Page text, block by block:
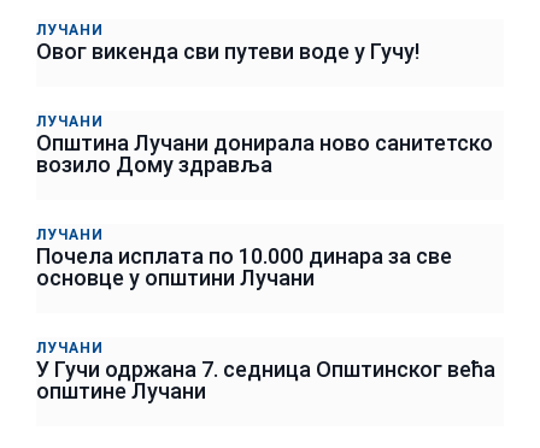
ЛУЧАНИ
Овог викенда сви путеви воде у Гучу!
ЛУЧАНИ
Општина Лучани донирала ново санитетско
возило Дому здравља
ЛУЧАНИ
Почела исплата по 10.000 динара за све
основце у општини Лучани
ЛУЧАНИ
У Гучи одржана 7. седница Општинског већа
општине Лучани